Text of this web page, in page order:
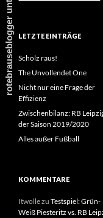
LETZTE EINTRÄGE
Scholz raus!
The Unvollendet One
Nicht nur eine Frage der
Effizienz
Zwischenbilanz: RB
der Saison 2019/2020
Alles außer Fußball
KOMMENTARE
Itwollezu Testspiel: Grün-
Weiß Piesteritz vs. RB